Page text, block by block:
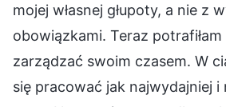
mojej własnej głupoty, a nie z
obowiązkami. Teraz
zarządzać swoim czasem. W
się pracować jak najwydajniej i